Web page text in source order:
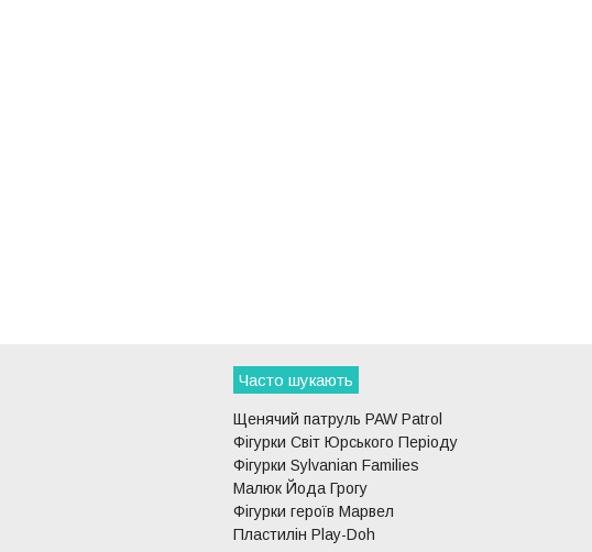
Часто шукають
Щенячий патруль PAW Patrol
Фігурки Світ Юрського Періоду
Фігурки Sylvanian Families
Малюк Йода Грогу
Фігурки героїв Марвел
Пластилін Play-Doh